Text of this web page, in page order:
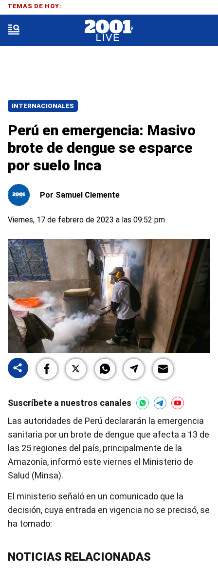
INTERNACIONALES
Perú en emergencia: Masivo
brote de dengue se esparce
por suelo Inca
Por Samuel Clemente
Viernes, 17 de febrero de 2023 a las 09:52 pm
Suscríbete a nuestros canales
Las autoridades de Perú declararán la emergencia
sanitaria por un brote de dengue que afecta a 13 de
las 25 regiones del país, principalmente de la
Amazonía, informó este viernes el Ministerio de
Salud (Minsa).
El ministerio señaló en un comunicado que la
decisión, cuya entrada en vigencia no se precisó, se
ha tomado:
NOTICIAS RELACIONADAS
TEMAS DE HOY: